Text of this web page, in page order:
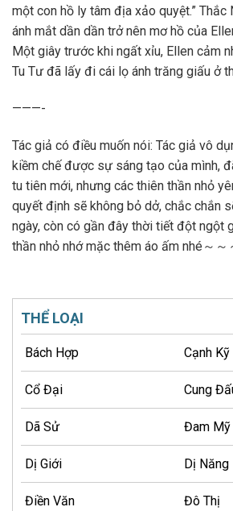
một con hồ ly tâm địa xảo quyệt.” Thắc
ánh mắt dần dần trở nên mơ hồ của
Một giây trước khi ngất xỉu, Ellen cảm
Tu Tư đã lấy đi cái lọ ánh trăng giấu ở
———-
Tác giả có điều muốn nói: Tác giả vô
kiềm chế được sự sáng tạo của mình,
tu tiên mới, nhưng các thiên thần nhỏ
quyết định sẽ không bỏ dở, chắc chắn
ngày, còn có gần đây thời tiết đột ngột
thần nhỏ nhớ mặc thêm áo ấm nhé～～
THỂ LOẠI
Bách Hợp Cạnh Kỹ
Cổ Đại Cung
Dã Sử Đam Mỹ
Dị Giới Dị Năng
Điền Văn Đô Thị